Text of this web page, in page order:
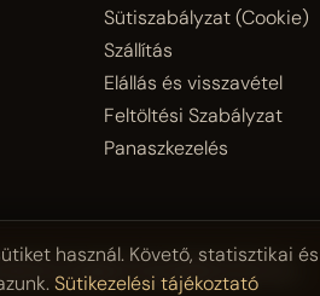
Sütiszabályzat (Cookie)
Szállítás
Elállás és visszavétel
Feltöltési Szabályzat
Panaszkezelés
és egyedi vászonképek 2007 óta
használ. Követő, statisztikai és
Sütikezelési tájékoztató